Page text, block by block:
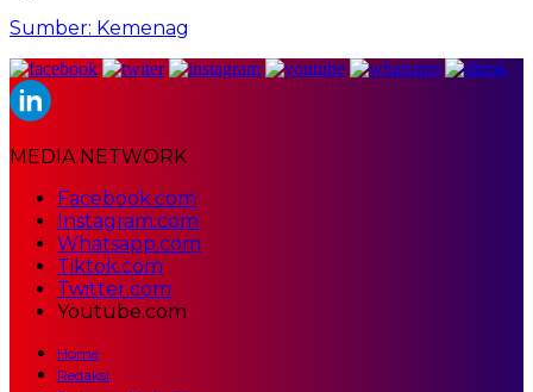
Sumber: Kemenag
MEDIA NETWORK
Facebook.com
Instagram.com
Whatsapp.com
Tiktok.com
Twitter.com
Youtube.com
Home
Redaksi